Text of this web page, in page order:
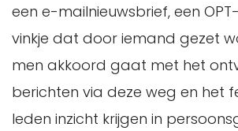
een e-mailnieuwsbrief, een
vinkje dat door iemand gezet
men akkoord gaat met het
berichten via deze weg en het
leden inzicht krijgen in